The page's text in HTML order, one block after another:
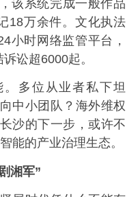
系统完成一般作品
18万余件。文化执法
小时网络监管平台，
讼超6000起。
多位从业者私下坦
中小团队？海外维权
沙的下一步，或许不
能的产业治理生态。
湘军”